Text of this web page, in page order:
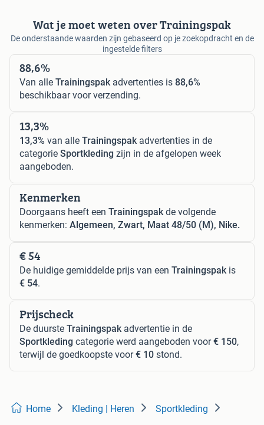
Wat je moet weten over Trainingspak
De onderstaande waarden zijn gebaseerd op je zoekopdracht en de
ingestelde filters
88,6%
Van alle Trainingspakadvertenties is 88,6%
beschikbaar voor verzending.
13,3%
13,3% van alle Trainingspakadvertenties in de
categorie Sportkleding zijn in de afgelopen week
aangeboden.
Kenmerken
Doorgaans heeft een Trainingspakde volgende
kenmerken: Algemeen, Zwart, Maat 48/50 (M), Nike.
€ 54
De huidige gemiddelde prijs van een Trainingspakis
€ 54.
Prijscheck
De duurste Trainingspakadvertentie in de
Sportkleding categorie werd aangeboden voor€ 150,
terwijl de goedkoopste voor€ 10 stond.
Home Kleding | Heren Sportkleding